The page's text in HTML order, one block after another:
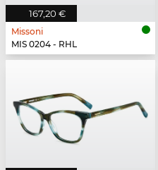
167,20 €
Missoni
MIS 0204 - RHL